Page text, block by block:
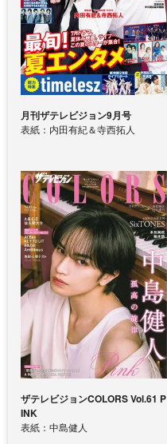
月刊ザテレビジョン9月号
表紙：内田有紀＆寺西拓人
ザテレビジョンCOLORS Vol.61 P
INK
表紙：中島健人